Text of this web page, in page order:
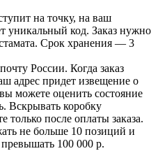
на точку, на ваш
уникальный код. Заказ нужно
Срок хранения — 3
России. Когда заказ
адрес придет извещение о
можете оценить состояние
Вскрывать коробку
только после оплаты заказа.
не больше 10 позиций и
100 000 р.